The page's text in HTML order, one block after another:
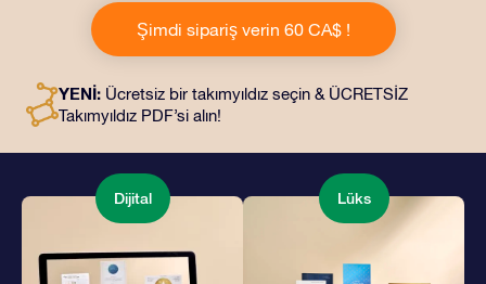
zarf içinde kişiye özel hazırlanan belgelerin seçtiğiniz
adrese teslimatı ile çevrimiçi belgeler ve uygulamalara
erişim imkanı bu pakete dahildir. Bu, arkadaşlarınıza ve
yoludur.
Şimdi sipariş verin 60 CA$ !
YENİ: Ücretsiz bir takımyıldız seçin & ÜCRETSİZ
Takımyıldız PDF’si alın!
Dijital Lüks